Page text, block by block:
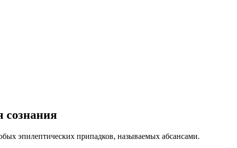
сознания
эпилептических припадков, называемых абсансами.